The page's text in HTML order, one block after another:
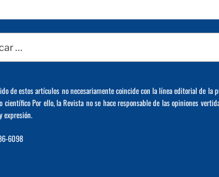
de estos artículos no necesariamente coincide con la línea editorial de la
científico Por ello, la Revista no se hace responsable de las opiniones
expresión.
6098